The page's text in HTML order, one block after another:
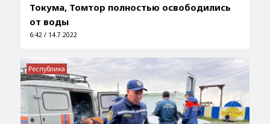
Токума, Томтор полностью освободились
от воды
6:42 / 14.7.2022
Республика